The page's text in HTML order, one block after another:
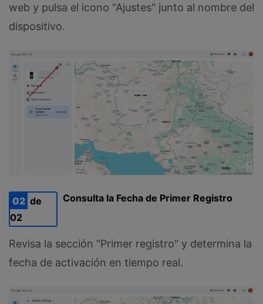
web y pulsa el icono "Ajustes" junto al nombre del
dispositivo.
02 de
02
Consulta la Fecha de Primer Registro
Revisa la sección "Primer registro" y determina la
fecha de activación en tiempo real.